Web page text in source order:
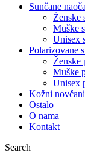
Sunčane
Ženske
Muške
Unisex
Polarizovane
Ženske
Muške
Unisex
Kožni
Ostalo
O nama
Kontakt
Search